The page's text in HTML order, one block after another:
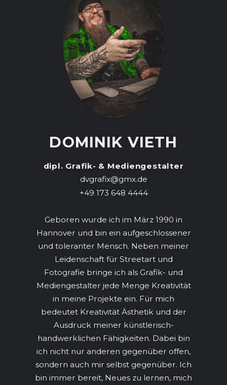
DOMINIK VIETH
dipl. Grafik- & Mediengestalter
dvgrafix@gmx.de
+49 173 648 4444
Geboren wurde ich im März 1990 in
Hannover und bin ein aufgeschlossener
und toleranter Mensch. Neben meiner
Leidenschaft für Streetart und
Fotografie bringe ich als Grafik- und
Mediengestalter jede Menge Kreativität
in meine Projekte ein. Für mich
bedeutet Kreativität Ästhetik und der
Ausdruck meiner künstlerisch-
handwerklichen Fähigkeiten. Dabei bin
ich nicht nur anderen gegenüber offen,
sondern auch mir selbst gegenüber. Ich
bin immer bereit, Neues zu lernen, mich